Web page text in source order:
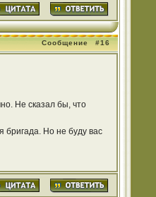
Сообщение #16
Не сказал бы, что
бригада. Но не буду вас